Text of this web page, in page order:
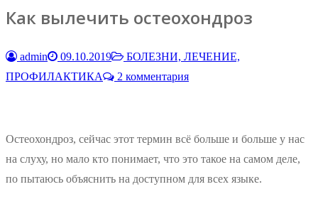
Как вылечить остеохондроз
admin 09.10.2019
БОЛЕЗНИ, ЛЕЧЕНИЕ,
ПРОФИЛАКТИКА
2 комментария
Остеохондроз, сейчас этот термин всё больше и больше у нас
на слуху, но мало кто понимает, что это такое на самом деле,
по пытаюсь объяснить на доступном для всех языке.